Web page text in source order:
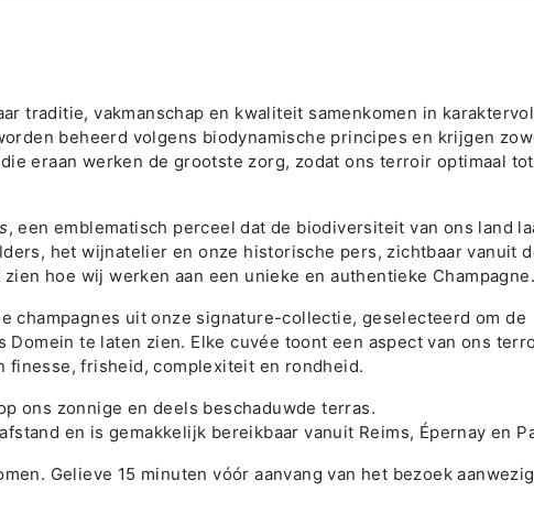
traditie, vakmanschap en kwaliteit samenkomen in
beheerd volgens biodynamische principes en krijgen
eraan werken de grootste zorg, zodat ons terroir optimaal tot
, een emblematisch perceel dat de biodiversiteit van ons land
het wijnatelier en onze historische pers, zichtbaar vanuit
hoe wij werken aan een unieke en authentieke Champagne.
champagnes uit onze signature-collectie, geselecteerd om de
te laten zien. Elke cuvée toont een aspect van ons
finesse, frisheid, complexiteit en rondheid.
ons zonnige en deels beschaduwde terras.
en is gemakkelijk bereikbaar vanuit Reims, Épernay en
Gelieve 15 minuten vóór aanvang van het bezoek